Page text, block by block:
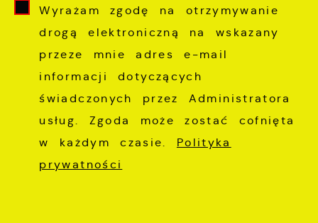
Wyrażam zgodę na otrzymywanie
drogą elektroniczną na wskazany
przeze mnie adres e-mail
informacji dotyczących
świadczonych przez Administratora
usług. Zgoda może zostać cofnięta
w każdym czasie. Polityka
prywatności